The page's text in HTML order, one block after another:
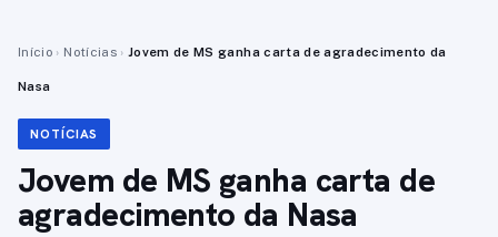
Início › Notícias › Jovem de MS ganha carta de agradecimento da
Nasa
NOTÍCIAS
Jovem de MS ganha carta de
agradecimento da Nasa